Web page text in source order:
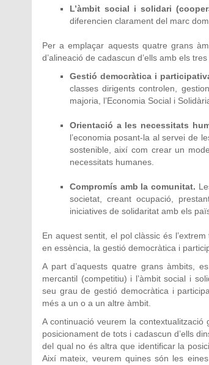
L’àmbit social i solidari
diferencien clarament del marc
Per a emplaçar aquests quatre grans
d’alineació de cadascun d’ells amb els
Gestió democràtica i
classes dirigents controlen,
majoria, l’Economia Social i
Orientació a les necessitats
l’economia posant-la al servei de
sostenible, així com crear un
necessitats humanes.
Compromís amb la comunitat.
societat, creant ocupació,
iniciatives de solidaritat amb els
En aquest sentit, el pol clàssic és
en essència, la gestió democràtica i
A part d’aquests quatre grans àmbits,
mercantil (competitiu) i l’àmbit social i
seu grau de gestió democràtica i
més a un o a un altre àmbit.
A continuació veurem la
posicionament de tots i cadascun d’ells
del qual no és altra que identificar la
Així mateix, veurem quines són les